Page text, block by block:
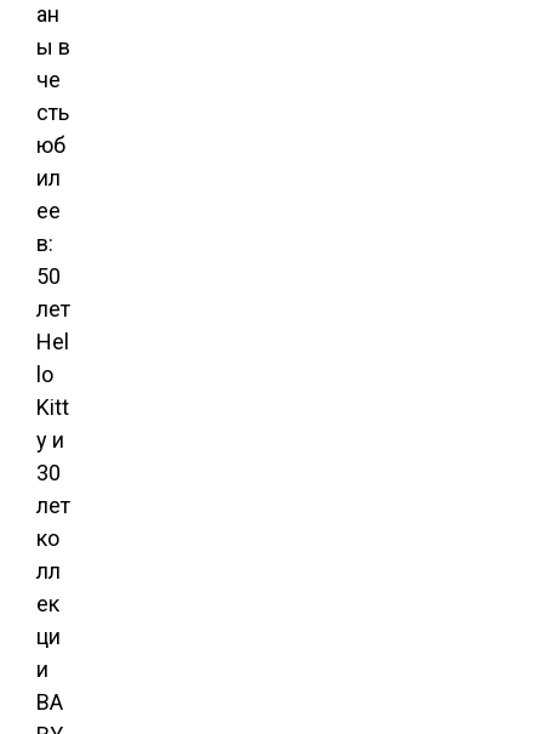
ан
ы в
че
сть
юб
ил
ее
в:
50
лет
Hel
lo
Kitt
y и
30
лет
ко
лл
ек
ци
и
BA